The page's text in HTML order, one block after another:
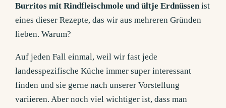
Burritos mit Rindfleischmole und ültje Erdnüssenist
eines dieser Rezepte, das wir aus mehreren Gründen
lieben. Warum?
Auf jeden Fall einmal, weil wir fast jede
landesspezifische Küche immer super interessant
finden und sie gerne nach unserer Vorstellung
variieren. Aber noch viel wichtiger ist, dass man